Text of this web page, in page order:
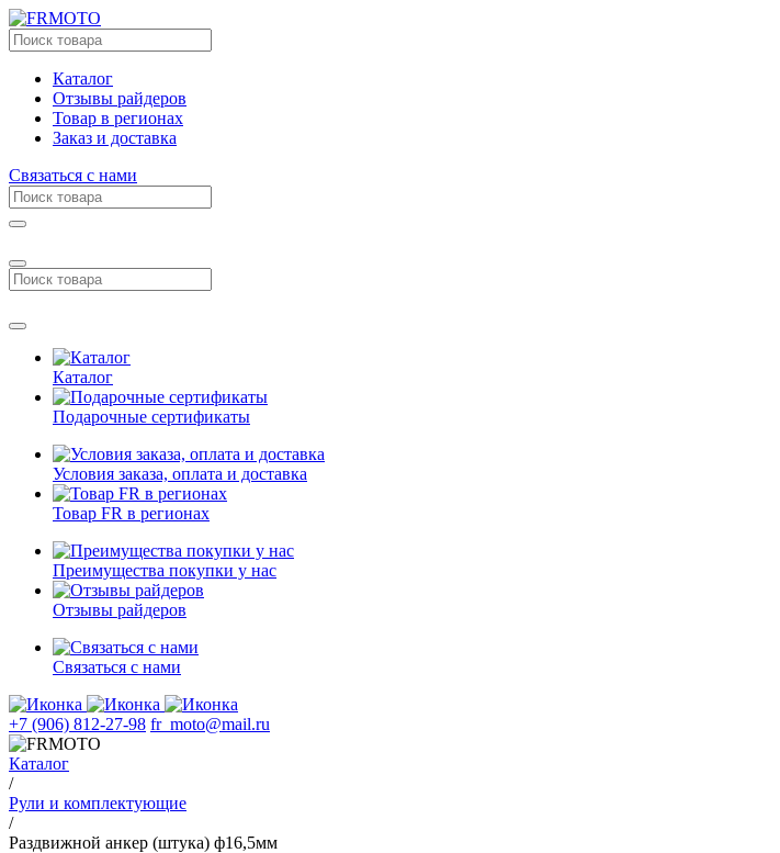
Каталог
Отзывы райдеров
Товар в регионах
Заказ и доставка
Связаться с нами
Каталог
Подарочные сертификаты
Условия заказа, оплата и доставка
Товар FR в регионах
Преимущества покупки у нас
Отзывы райдеров
Связаться с нами
+7 (906) 812-27-98 fr_moto@mail.ru
Каталог
/
Рули и комплектующие
/
Раздвижной анкер (штука) ф16,5мм